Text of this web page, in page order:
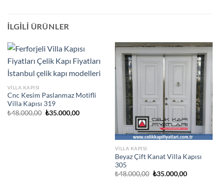
İLGILI ÜRÜNLER
VILLA KAPISI
Cnc Kesim Paslanmaz Motifli
Villa Kapısı 319
₺48.000,00 Orijinal
₺35.000,00Şu
VILLA KAPISI
Beyaz Çift Kanat Villa Kapısı
305
₺48.000,00 Orijinal
₺35.000,00Şu